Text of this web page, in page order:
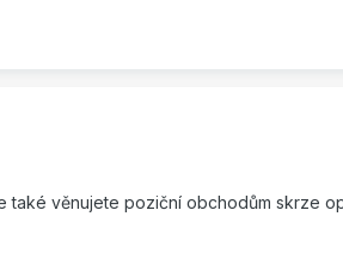
věnujete poziční obchodům skrze